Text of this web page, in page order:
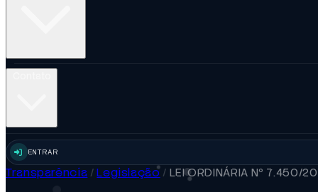
ENTRAR
Transparência / Legislação / LEI ORDINÁRIA Nº 7.450/